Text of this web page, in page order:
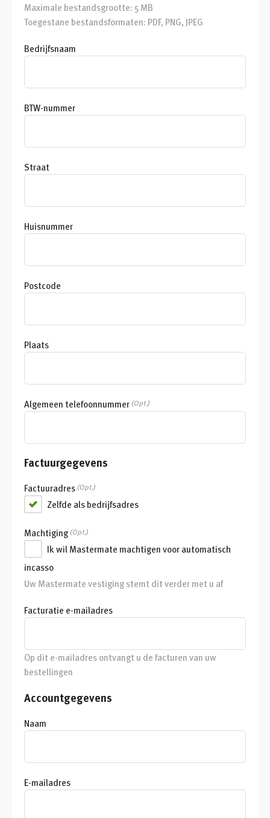
Maximale bestandsgrootte: 5 MB
Toegestane bestandsformaten: PDF, PNG, JPEG
Bedrijfsnaam
BTW-nummer
Straat
Huisnummer
Postcode
Plaats
Algemeen telefoonnummer (Opt.)
Factuurgegevens
Factuuradres (Opt.)
Zelfde als bedrijfsadres
Machtiging (Opt.)
Ik wil Mastermate machtigen voor automatisch
incasso
Uw Mastermate vestiging stemt dit verder met u af
Facturatie e-mailadres
Op dit e-mailadres ontvangt u de facturen van uw
bestellingen
Accountgegevens
Naam
E-mailadres